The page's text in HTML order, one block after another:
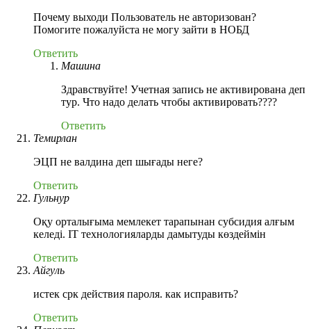
Почему выходи Пользователь не авторизован?
Помогите пожалуйста не могу зайти в НОБД
Ответить
Машина
Здравствуйте! Учетная запись не активирована деп
тур. Что надо делать чтобы активировать????
Ответить
Темирлан
ЭЦП не валдина деп шығады неге?
Ответить
Гульнур
Оқу орталығыма мемлекет тарапынан субсидия алғым
келеді. IT технологияларды дамытуды көздеймін
Ответить
Айгуль
истек срк действия пароля. как исправить?
Ответить